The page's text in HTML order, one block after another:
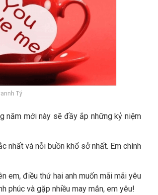
Tý
năm mới này sẽ đầy ắp những kỷ niệm
nhất và nỗi buồn khổ sở nhất. Em chính
em, điều thứ hai anh muốn mãi mãi yêu
phúc và gặp nhiều may mắn, em yêu!